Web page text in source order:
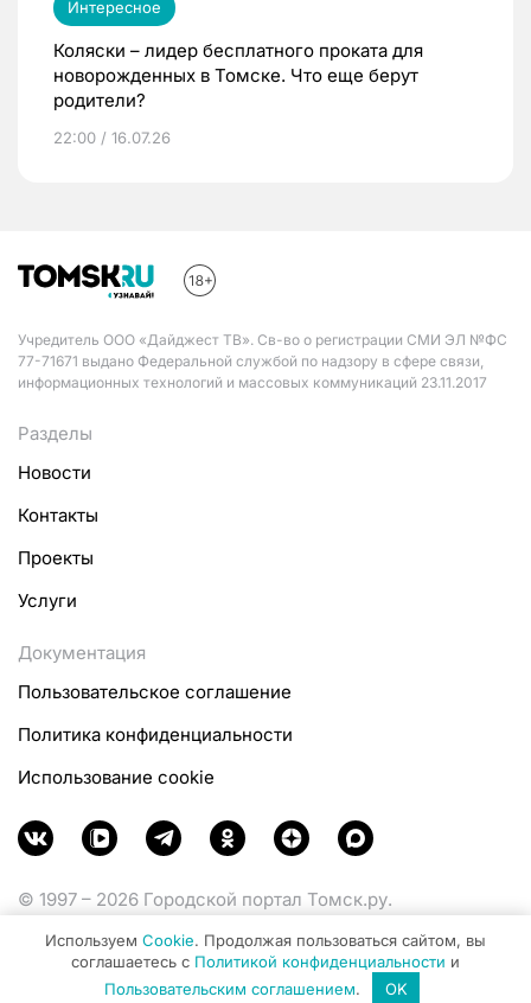
Интересное
Коляски – лидер бесплатного проката для
новорожденных в Томске. Что еще берут
родители?
22:00 / 16.07.26
Учредитель ООО «Дайджест ТВ». Св-во о регистрации СМИ ЭЛ №ФС
77-71671 выдано Федеральной службой по надзору в сфере связи,
информационных технологий и массовых коммуникаций 23.11.2017
Разделы
Новости
Контакты
Проекты
Услуги
Документация
Пользовательское соглашение
Политика конфиденциальности
Использование cookie
© 1997 – 2026 Городской портал Томск.ру.
Министерства цифрового развития, связи и массовых
коммуникаций Российской Федерации.
Используем Cookie. Продолжая пользоваться сайтом, вы
соглашаетесь с Политикой конфиденциальности и
Пользовательским соглашением. OK